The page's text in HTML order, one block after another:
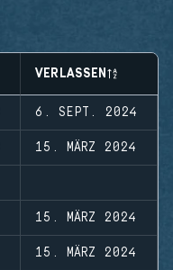
VERLASSEN
6. SEPT. 2024
15. MÄRZ 2024
15. MÄRZ 2024
15. MÄRZ 2024